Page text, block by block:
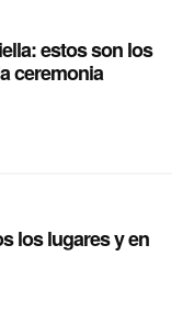
estos son los
ceremonia
los lugares y en